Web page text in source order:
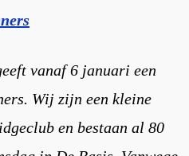
vanaf 6 januari een
Wij zijn een kleine
en bestaan al 80